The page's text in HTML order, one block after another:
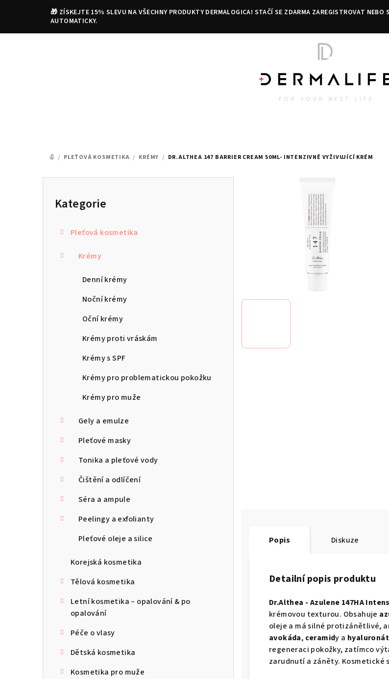
🎁 ZÍSKEJTE 15% SLEVU NA VŠECHNY PRODUKTY DERMALOGICA! STAČÍ SE ZDARMA ZAREGISTROVAT
AUTOMATICKY.
DOMŮ
/ PLEŤOVÁ KOSMETIKA / KRÉMY / DR.ALTHEA 147 BARRIER CREAM 50ML- INTENZIVNĚ VYŽIVUJÍCÍ KRÉM
Přeskočit
Kategorie
Pleťová kosmetika
Krémy
Denní krémy
Noční krémy
Oční krémy
Krémy proti vráskám
Krémy s SPF
Krémy pro problematickou pokožku
Krémy pro muže
Gely a emulze
Pleťové masky
Tonika a pleťové vody
Čištění a odlíčení
Séra a ampule
Peelingy a exfolianty
Pleťové oleje a silice
Korejská kosmetika
Tělová kosmetika
Letní kosmetika – opalování & po
opalování
Péče o vlasy
Dětská kosmetika
Kosmetika pro muže
Popis Diskuze
Detailní popis produktu
Dr.Althea - Azulene 147HA
krémovou texturou. Obsahuje
oleje a má silné protizánětlivé,
avokáda, ceramidy a
regeneraci pokožky, zatímco
zarudnutí a záněty. Kosmetické